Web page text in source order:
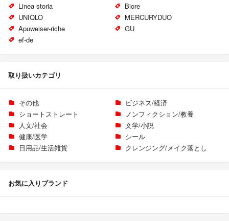
Linea storia
Biore
UNIQLO
MERCURYDUO
Apuweiser-riche
GU
ef-de
取り扱いカテゴリ
その他
ビジネス/経済
ショートストレート
ノンフィクション/教養
人文/社会
文学/小説
健康/医学
シール
日用品/生活雑貨
クレンジング/メイク落とし
お気に入りブランド